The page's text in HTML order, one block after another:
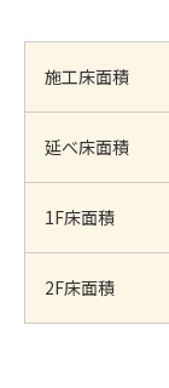
施工床面積
延べ床面積
1F床面積
2F床面積